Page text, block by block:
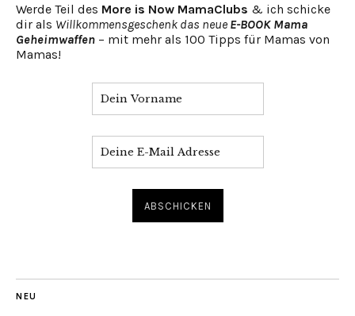
Werde Teil des More is Now MamaClubs & ich schicke
dir als Willkommensgeschenk das neue E-BOOK Mama
Geheimwaffen – mit mehr als 100 Tipps für Mamas von
Mamas!
NEU